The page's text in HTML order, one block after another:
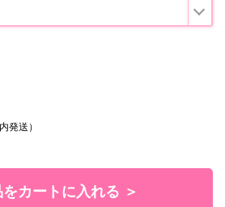
発送）
カートに入れる ＞